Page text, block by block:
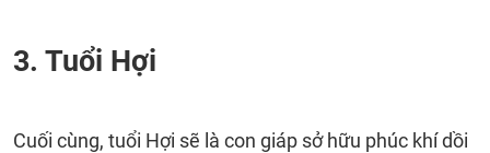
3. Tuổi Hợi
Cuối cùng, tuổi Hợi sẽ là con giáp sở hữu phúc khí dồi